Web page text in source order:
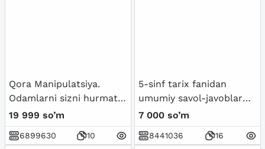
Qora Manipulatsiya.
Odamlarni sizni hurmat
qilishga majburlang
19 999 so’m
6899630 10
5-sinf tarix fanidan
umumiy savol-javoblar
to'plami
7 000 so’m
8441036 16